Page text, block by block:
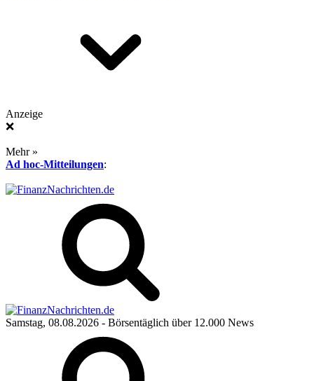
Anzeige
❌
Mehr »
Ad hoc-Mitteilungen:
Samstag, 08.08.2026 - Börsentäglich über 12.000 News